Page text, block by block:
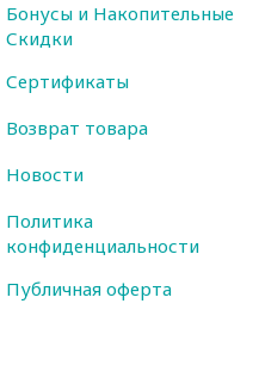
Бонусы и Накопительные
Скидки
Сертификаты
Возврат товара
Новости
Политика
конфиденциальности
Публичная оферта